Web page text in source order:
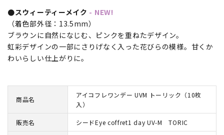
●スウィーティーメイク - NEW!
（着色部外径：13.5mm）
ブラウンに自然になじむ、ピンクを重ねたデザイン。
虹彩デザインの一部にさりげなく入った花びらの模様。甘くか
わいらしい仕上がりに。
商品名
アイコフレワンデー UVM トーリック（10枚
入）
販売名 シードEye coffret1 day UV-M TORIC